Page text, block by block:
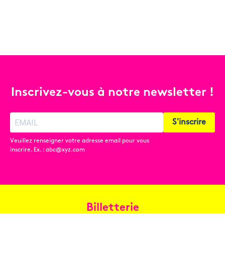
Inscrivez-vous à notre newsletter !
Veuillez renseigner votre adresse email pour vous
inscrire. Ex. : abc@xyz.com
S'inscrire
Billetterie